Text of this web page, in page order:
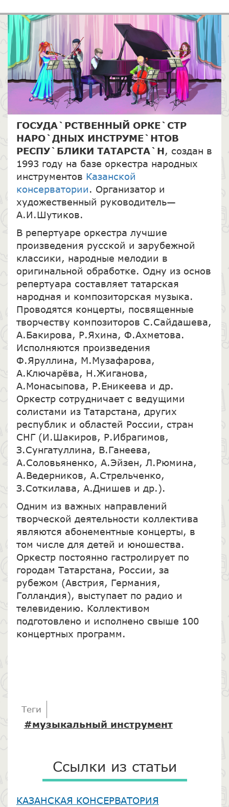
ГОСУДА`РСТВЕННЫЙ ОРКЕ`СТР
НАРО`ДНЫХ ИНСТРУМЕ`НТОВ
РЕСПУ`БЛИКИ ТАТАРСТА`Н, создан в
1993 году на базе оркестра народных
инструментов Казанской
консерватории. Организатор и
художественный руководитель—
А.И.Шутиков.
В репертуаре оркестра лучшие
произведения русской и зарубежной
классики, народные мелодии в
оригинальной обработке. Одну из основ
репертуара составляет татарская
народная и композиторская музыка.
Проводятся концерты, посвященные
творчеству композиторов С.Сайдашева,
А.Бакирова, Р.Яхина, Ф.Ахметова.
Исполняются произведения
Ф.Яруллина, М.Музафарова,
А.Ключарёва, Н.Жиганова,
А.Монасыпова, Р.Еникеева и др.
Оркестр сотрудничает с ведущими
солистами из Татарстана, других
республик и областей России, стран
СНГ (И.Шакиров, Р.Ибрагимов,
З.Сунгатуллина, В.Ганеева,
А.Соловьяненко, А.Эйзен, Л.Рюмина,
А.Ведерников, А.Стрельченко,
З.Соткилава, А.Днишев и др.).
Одним из важных направлений
творческой деятельности коллектива
являются абонементные концерты, в
том числе для детей и юношества.
Оркестр постоянно гастролирует по
городам Татарстана, России, за
рубежом (Австрия, Германия,
Голландия), выступает по радио и
телевидению. Коллективом
подготовлено и исполнено свыше 100
концертных программ.
Теги
#музыкальный инструмент
Ссылки из статьи
​КАЗАНСКАЯ КОНСЕРВАТОРИЯ